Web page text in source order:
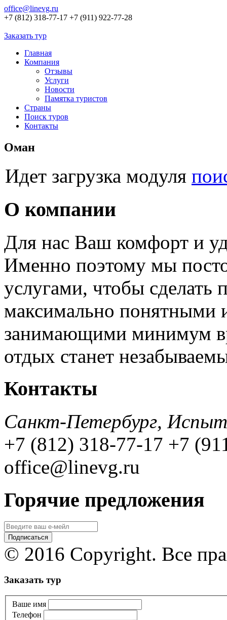
office@linevg.ru
+7 (812) 318-77-17 +7 (911) 922-77-28
Заказать тур
Главная
Компания
Отзывы
Услуги
Новости
Памятка туристов
Страны
Поиск туров
Контакты
Оман
Идет загрузка модуля
О компании
Для нас Ваш комфорт и
Именно поэтому мы
услугами, чтобы сделать
максимально понятными
занимающими минимум
отдых станет
Контакты
Санкт-Петербург,
+7 (812) 318-77-17 +7
office@linevg.ru
Горячие предложения
© 2016 Copyright. Все
Заказать тур
Ваше имя
Телефон